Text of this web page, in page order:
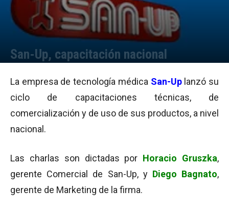
San-Up, capacitación nacional
La empresa de tecnología médica San-Uplanzó su
ciclo de capacitaciones técnicas, de
comercialización y de uso de sus productos, a nivel
nacional.
Las charlas son dictadas por Horacio Gruszka,
gerente Comercial de San-Up, y Diego Bagnato,
gerente de Marketing de la firma.